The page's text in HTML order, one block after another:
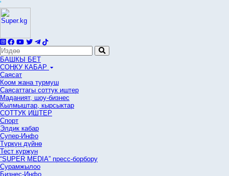
'
БАШКЫ БЕТ
СОҢКУ КАБАР
Саясат
Коом жана турмуш
Саясаттагы соттук иштер
Маданият, шоу-бизнес
Кылмыштар, кырсыктар
СОТТУК ИШТЕР
Спорт
Элдик кабар
Супер-Инфо
Түркүн дүйнө
Тест куржун
“SUPER MEDIA” пресс-борбору
Сурамжылоо
Бизнес-Инфо